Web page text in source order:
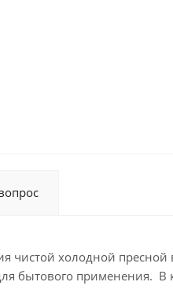
чистой холодной
бытового применения. В